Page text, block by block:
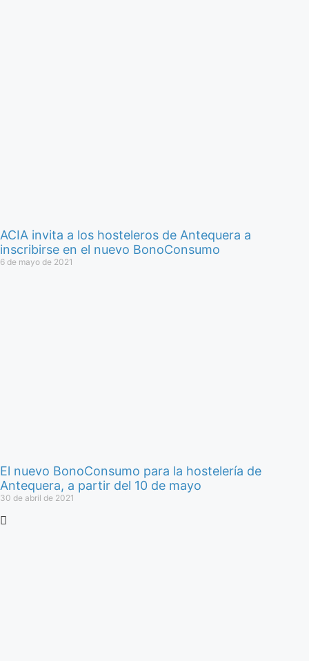
ACIA invita a los hosteleros de Antequera a
inscribirse en el nuevo BonoConsumo
6 de mayo de 2021
El nuevo BonoConsumo para la hostelería de
Antequera, a partir del 10 de mayo
30 de abril de 2021